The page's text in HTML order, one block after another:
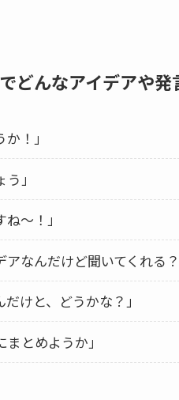
どんなアイデアや発
！」
」
〜！」
アなんだけど聞いてくれる？
けと、どうかな？」
まとめようか」